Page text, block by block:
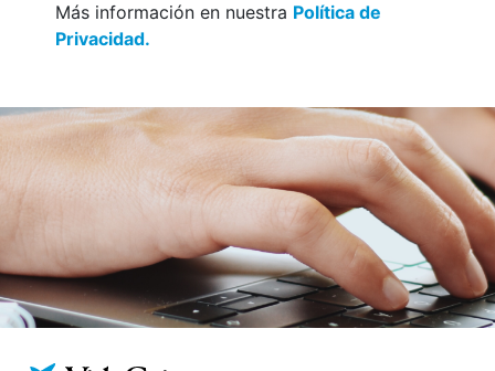
Más información en nuestra Política de
Privacidad.